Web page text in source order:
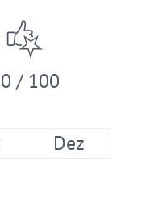
/ 100
Dez